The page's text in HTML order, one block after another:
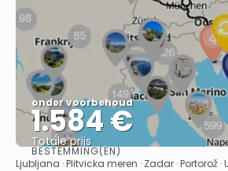
onder voorbehoud
1.584 €
Totale prijs
Bekijk
BESTEMMING(EN)
Ljubljana · Plitvicka meren · Zadar · Portorož ·